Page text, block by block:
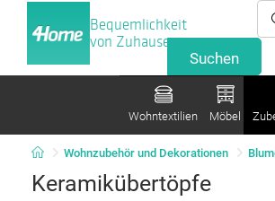
Bequemlichkeit
von Zuhause
Wohntextilien Möbel
Wohnzubehör und Dekorationen
Keramikübertöpfe